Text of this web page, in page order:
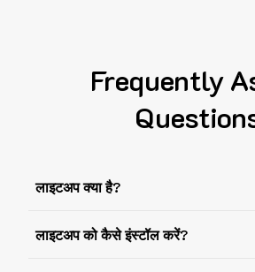
Frequently
लाइटअप क्या है?
लाइटअप को कैसे इंस्टॉल करें?